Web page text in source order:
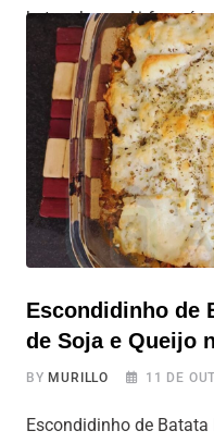
beterraba na Airfryer é
beterrabas ficam
Vamos te mostrar
Prepare-se para
cheia de sabor, graças
lá! Você já viu nossas
Escondidinho de
de Soja e Queijo
BYMURILLO 11 DE
Escondidinho de Batata